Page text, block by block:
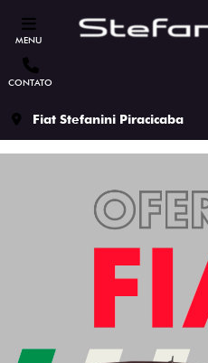
MENU
CONTATO
Fiat Stefanini Piracicaba